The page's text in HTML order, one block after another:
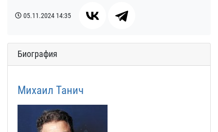
05.11.2024 14:35
Биография
Михаил Танич